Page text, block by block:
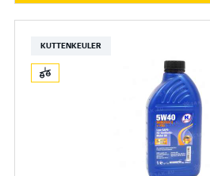
KUTTENKEULER